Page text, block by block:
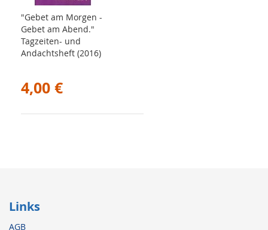
"Gebet am Morgen -
Gebet am Abend."
Tagzeiten- und
Andachtsheft (2016)
4,00 €
Links
AGB